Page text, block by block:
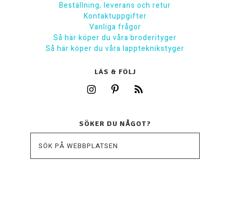
Beställning, leverans och retur
Kontaktuppgifter
Vanliga frågor
Så här köper du våra broderityger
Så här köper du våra lappteknikstyger
LÄS & FÖLJ
SÖKER DU NÅGOT?